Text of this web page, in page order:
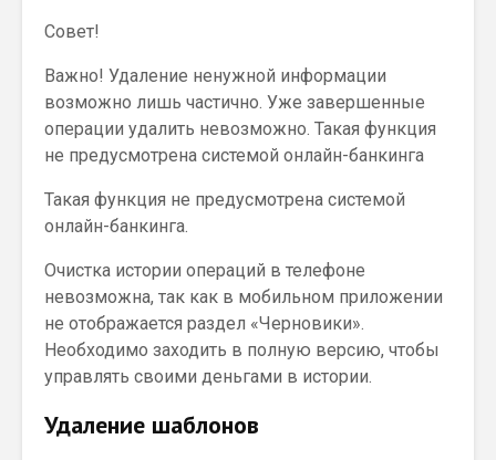
Совет!
Важно! Удаление ненужной информации
возможно лишь частично. Уже завершенные
операции удалить невозможно. Такая функция
не предусмотрена системой онлайн-банкинга
Такая функция не предусмотрена системой
онлайн-банкинга.
Очистка истории операций в телефоне
невозможна, так как в мобильном приложении
не отображается раздел «Черновики».
Необходимо заходить в полную версию, чтобы
управлять своими деньгами в истории.
Удаление шаблонов